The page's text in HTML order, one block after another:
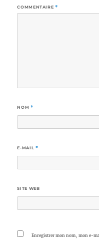
COMMENTAIRE *
NOM *
E-MAIL *
SITE WEB
Enregistrer mon nom, mon e-